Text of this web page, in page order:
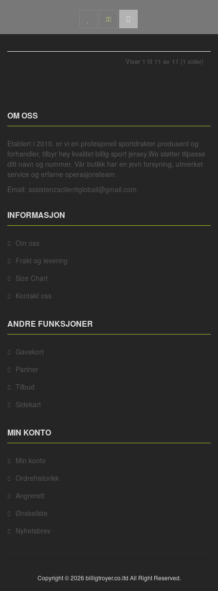
Viser 1 til 11 av 11 (1 sider)
OM OSS
Etablert i 2010, er vi en profesjonell sportdrakter produsent og
forhandler, tilbyr høy kvalitet billig sport jersey.We støtter tilpasse
ditt navn og nummer. Vår butikk har en jevn forsyning, utmerket
service og erfarne operasjonsteam.
Email: assistenzaclientiglobali@gmail.com
INFORMASJON
Om oss
Frakt og levering
Size Chart
Kontakt oss
ANDRE FUNKSJONER
Gavekort
Partner
Tilbud
Sidekart
MIN KONTO
Min konto
Ordrehistorikk
Angrerett
Ønskeliste
Nyhetsbrev
Copyright © 2026 billigtroyer.co.ltd All Right Reserved.